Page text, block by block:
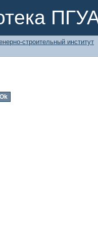
строительный институт